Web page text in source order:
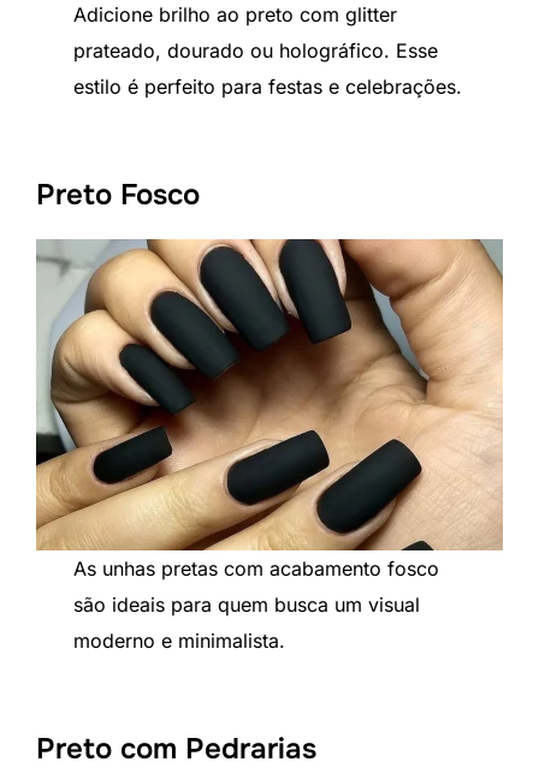
Adicione brilho ao preto com glitter
prateado, dourado ou holográfico. Esse
estilo é perfeito para festas e celebrações.
Preto Fosco
As unhas pretas com acabamento fosco
são ideais para quem busca um visual
moderno e minimalista.
Preto com Pedrarias